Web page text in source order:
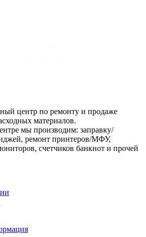
центр по ремонту и продаже
материалов.
мы производим: заправку/
ремонт принтеров/МФУ,
счетчиков банкнот и прочей